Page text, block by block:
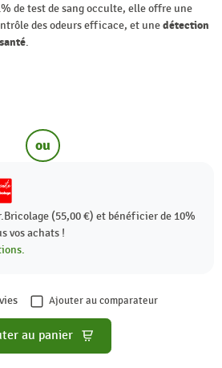
de test de sang occulte, elle offre une
des odeurs efficace, et unedétection
.
ou
(55,00 €) et bénéficier de 10%
vos achats !
Ajouter au comparateur
au panier